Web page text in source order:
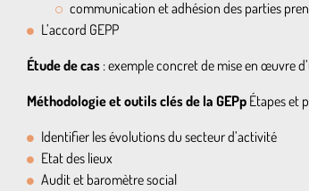
communication et adhésion des parties
L’accord GEPP
Étude de cas : exemple concret de mise en œuvre
Méthodologie et outils clés de la GEPp Étapes et
Identifier les évolutions du secteur d’activité
Etat des lieux
Audit et baromètre social